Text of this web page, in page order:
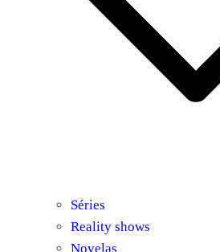
Séries
Reality shows
Novelas